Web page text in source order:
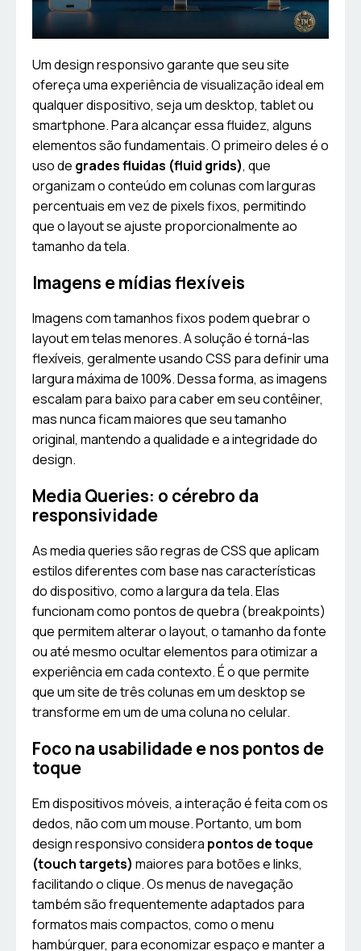
Um design responsivo garante que seu site
ofereça uma experiência de visualização ideal em
qualquer dispositivo, seja um desktop, tablet ou
smartphone. Para alcançar essa fluidez, alguns
elementos são fundamentais. O primeiro deles é o
uso de grades fluidas (fluid grids), que
organizam o conteúdo em colunas com larguras
percentuais em vez de pixels fixos, permitindo
que o layout se ajuste proporcionalmente ao
tamanho da tela.
Imagens e mídias flexíveis
Imagens com tamanhos fixos podem quebrar o
layout em telas menores. A solução é torná-las
flexíveis, geralmente usando CSS para definir uma
largura máxima de 100%. Dessa forma, as imagens
escalam para baixo para caber em seu contêiner,
mas nunca ficam maiores que seu tamanho
original, mantendo a qualidade e a integridade do
design.
Media Queries: o cérebro da
responsividade
As media queries são regras de CSS que aplicam
estilos diferentes com base nas características
do dispositivo, como a largura da tela. Elas
funcionam como pontos de quebra (breakpoints)
que permitem alterar o layout, o tamanho da fonte
ou até mesmo ocultar elementos para otimizar a
experiência em cada contexto. É o que permite
que um site de três colunas em um desktop se
transforme em um de uma coluna no celular.
Foco na usabilidade e nos pontos de
toque
Em dispositivos móveis, a interação é feita com os
dedos, não com um mouse. Portanto, um bom
design responsivo considera pontos de toque
(touch targets) maiores para botões e links,
facilitando o clique. Os menus de navegação
também são frequentemente adaptados para
formatos mais compactos, como o menu
hambúrguer, para economizar espaço e manter a